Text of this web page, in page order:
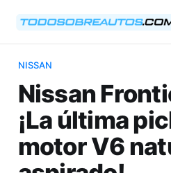
NISSAN
Nissan
¡La última
motor V6